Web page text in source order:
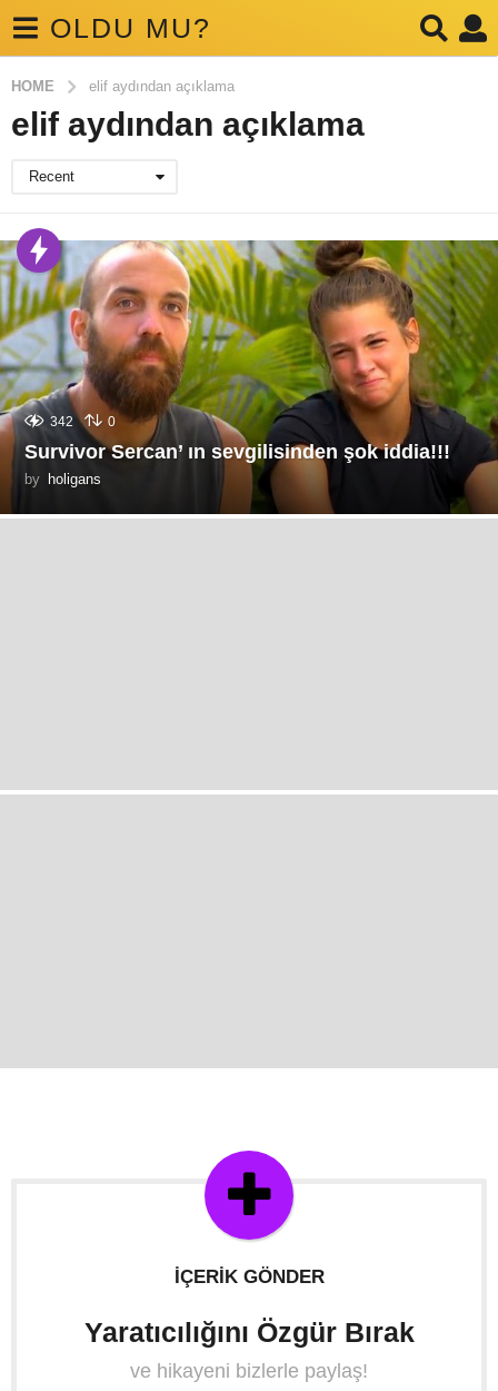
OLDU MU?
HOME elif aydından açıklama
elif aydından açıklama
Recent
342 0
Survivor Sercan’ ın sevgilisinden şok iddia!!!
by holigans
İÇERIK GÖNDER
Yaratıcılığını Özgür Bırak
ve hikayeni bizlerle paylaş!